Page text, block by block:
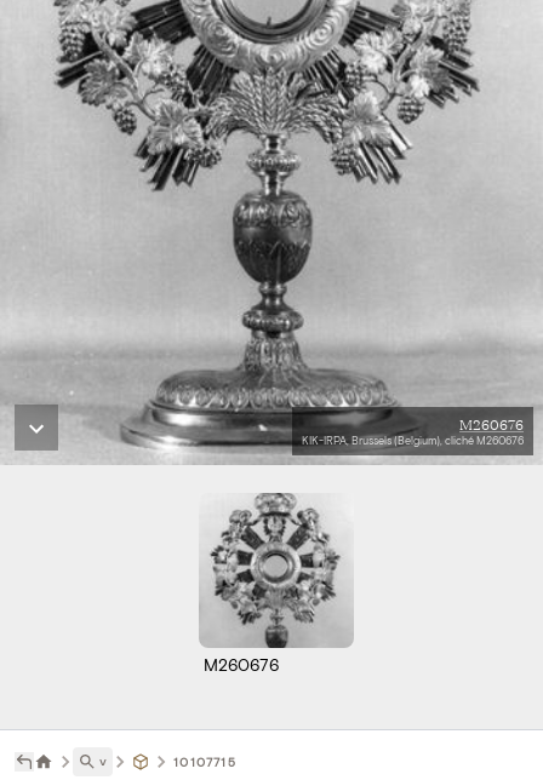
M260676
KIK-IRPA, Brussels (Belgium), cliché M260676
M260676
˅ 10107715